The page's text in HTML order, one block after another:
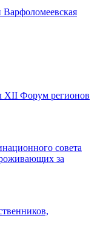
XII Форум регионов
совета
за